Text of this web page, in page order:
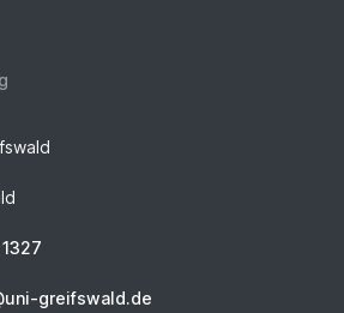
greifswald.de